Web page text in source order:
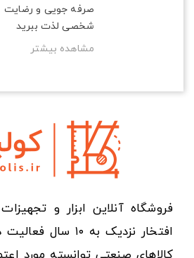
صرفه‌ جویی و رضایت
شخصی لذت ببرید
مشاهده بیشتر
فروشگاه آنلاین ابزار و
افتخار نزدیک به ۱۰